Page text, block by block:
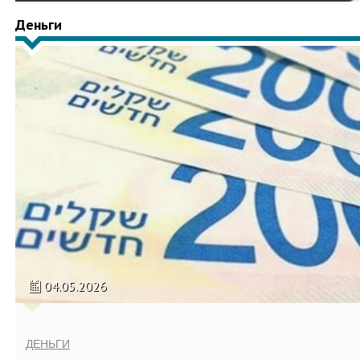
Деньги
04.05.2026
ДЕНЬГИ